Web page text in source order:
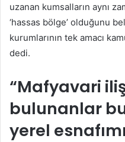
uzanan kumsalların aynı
‘hassas bölge’ olduğunu
kurumlarının tek amacı
dedi.
“Mafyavari
bulunanlar
yerel